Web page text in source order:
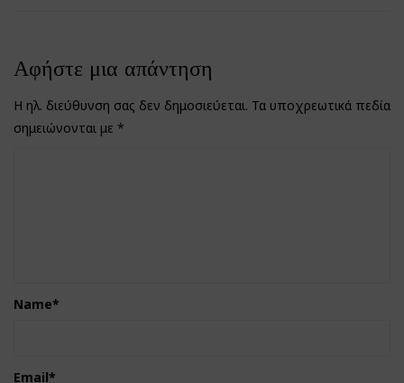
Αφήστε μια απάντηση
Η ηλ. διεύθυνση σας δεν δημοσιεύεται. Τα υποχρεωτικά πεδία
σημειώνονται με *
Name*
Email*